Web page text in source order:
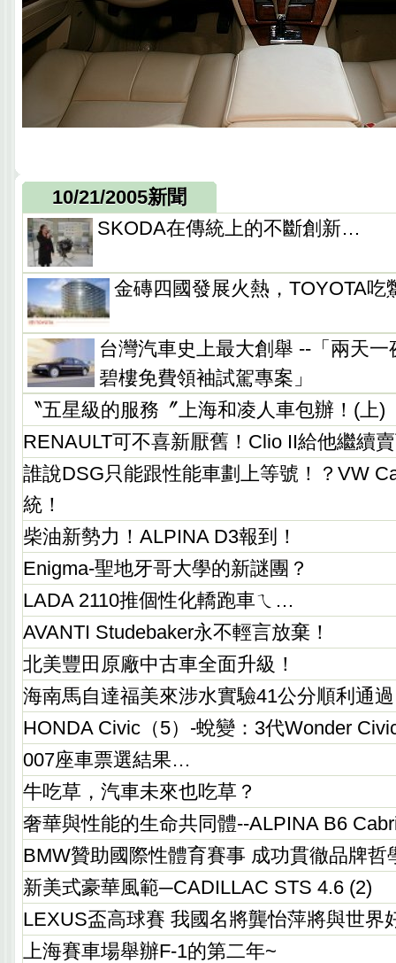
10/21/2005新聞
SKODA在傳統上的不斷創新…
金磚四國發展火熱，TOYOTA吃
台灣汽車史上最大創舉 --「兩天
碧樓免費領袖試駕專案」
〝五星級的服務〞上海和凌人車包辦！(上)
RENAULT可不喜新厭舊！Clio II給他繼續
誰說DSG只能跟性能車劃上等號！？VW
統！
柴油新勢力！ALPINA D3報到！
Enigma-聖地牙哥大學的新謎團？
LADA 2110推個性化轎跑車ㄟ…
AVANTI Studebaker永不輕言放棄！
北美豐田原廠中古車全面升級！
海南馬自達福美來涉水實驗41公分順利通
HONDA Civic（5）-蛻變：3代Wonder
007座車票選結果…
牛吃草，汽車未來也吃草？
奢華與性能的生命共同體--ALPINA B6
BMW贊助國際性體育賽事 成功貫徹品牌哲
新美式豪華風範─CADILLAC STS 4.6 (2)
LEXUS盃高球賽 我國名將龔怡萍將與世界
上海賽車場舉辦F-1的第二年~